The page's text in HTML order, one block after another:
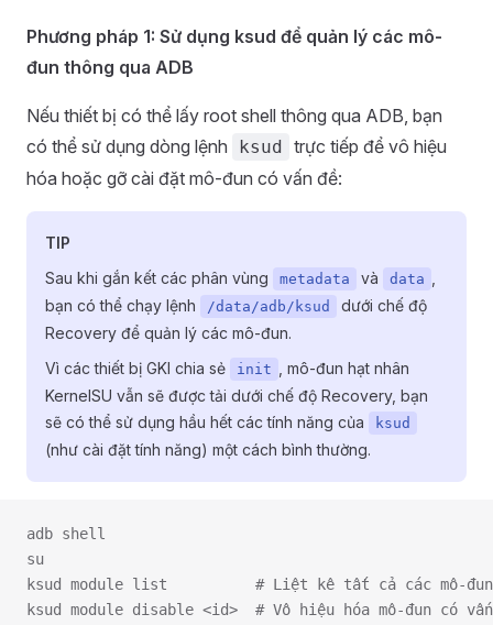
Phương pháp 1: Sử dụng ksud để quản lý các mô-
đun thông qua ADB
Nếu thiết bị có thể lấy root shell thông qua ADB, bạn
có thể sử dụng dòng lệnh
ksud trực tiếp để vô hiệu
hóa hoặc gỡ cài đặt mô-đun có vấn đề:
TIP
Sau khi gắn kết các phân vùng
metadata và data
bạn có thể chạy lệnh
/data/adb/ksud
dưới chế độ
Recovery để quản lý các mô-đun.
Vì các thiết bị GKI chia sẻ
init
, mô-đun hạt nhân
KernelSU vẫn sẽ được tải dưới chế độ Recovery, bạn
sẽ có thể sử dụng hầu hết các tính năng của
ksud
(như cài đặt tính năng) một cách bình thường.
adb shell
su
ksud module list          # Liệt kê tất cả các mô-đun
ksud module disable <id>  # Vô hiệu hóa mô-đun có